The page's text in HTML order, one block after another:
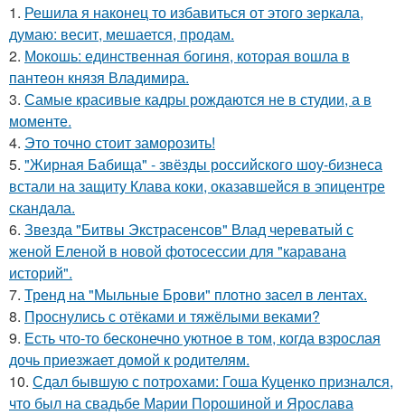
1. Решила я наконец то избавиться от этого зеркала,
думаю: весит, мешается, продам.
2. Мокошь: единственная богиня, которая вошла в
пантеон князя Владимира.
3. Самые красивые кадры рождаются не в студии, а в
моменте.
4. Это точно стоит заморозить!
5. "Жирная Бабища" - звёзды российского шоу-бизнеса
встали на защиту Клава коки, оказавшейся в эпицентре
скандала.
6. Звезда "Битвы Экстрасенсов" Влад череватый с
женой Еленой в новой фотосессии для "каравана
историй".
7. Тренд на "Мыльные Брови" плотно засел в лентах.
8. Проснулись с отёками и тяжёлыми веками?
9. Есть что-то бесконечно уютное в том, когда взрослая
дочь приезжает домой к родителям.
10. Сдал бывшую с потрохами: Гоша Куценко признался,
что был на свадьбе Марии Порошиной и Ярослава